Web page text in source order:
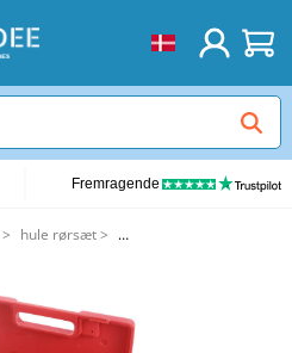
Fremragende
> hule rørsæt>